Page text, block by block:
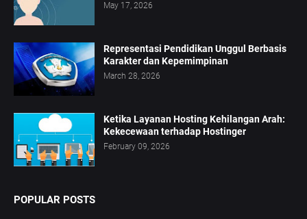
May 17, 2026
Representasi Pendidikan Unggul Berbasis
Karakter dan Kepemimpinan
March 28, 2026
Ketika Layanan Hosting Kehilangan Arah:
Kekecewaan terhadap Hostinger
February 09, 2026
POPULAR POSTS